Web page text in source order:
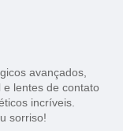
avançados,
lentes de contato
incríveis.
sorriso!